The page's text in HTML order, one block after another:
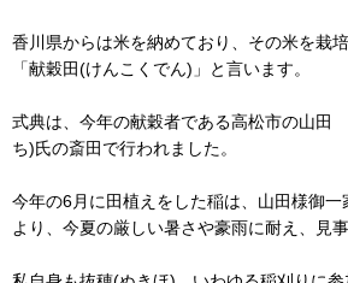
香川県からは米を納めており、その米を栽
「献穀田(けんこくでん)」と言います。
式典は、今年の献穀者である高松市の山
ち)氏の斎田で行われました。
今年の6月に田植えをした稲は、山田様御一
より、今夏の厳しい暑さや豪雨に耐え、見